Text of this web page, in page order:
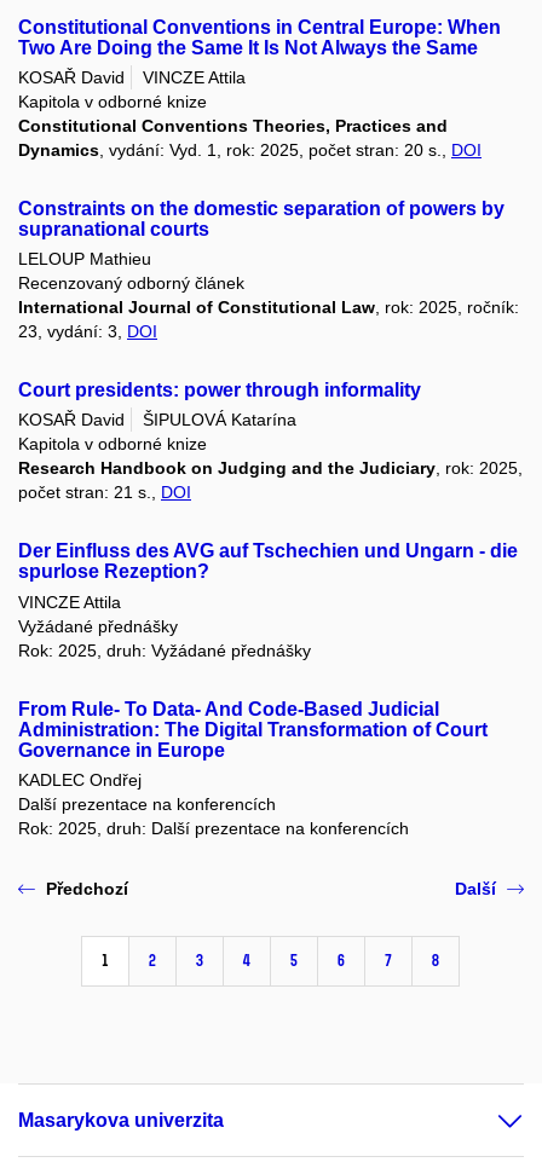
Constitutional Conventions in Central Europe: When
Two Are Doing the Same It Is Not Always the Same
KOSAŘ David
VINCZE Attila
Kapitola v odborné knize
Constitutional Conventions Theories, Practices and
Dynamics , vydání: Vyd. 1, rok: 2025, počet stran: 20 s., DOI
Constraints on the domestic separation of powers by
supranational courts
LELOUP Mathieu
Recenzovaný odborný článek
International Journal of Constitutional Law , rok: 2025, ročník:
23, vydání: 3, DOI
Court presidents: power through informality
KOSAŘ David
ŠIPULOVÁ Katarína
Kapitola v odborné knize
Research Handbook on Judging and the Judiciary, rok: 2025,
počet stran: 21 s., DOI
Der Einfluss des AVG auf Tschechien und Ungarn - die
spurlose Rezeption?
VINCZE Attila
Vyžádané přednášky
Rok: 2025, druh: Vyžádané přednášky
From Rule- To Data- And Code-Based Judicial
Administration: The Digital Transformation of Court
Governance in Europe
KADLEC Ondřej
Další prezentace na konferencích
Rok: 2025, druh: Další prezentace na konferencích
Předchozí
1 2 3 4 5 6 7 8
Další
Masarykova univerzita